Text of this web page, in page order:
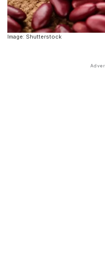
Image: Shutterstock